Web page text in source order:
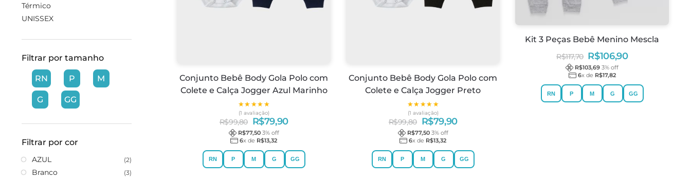
Conjunto Bebê Body Gola Polo com
Colete e Calça Jogger Azul Marinho
R$99,80 R$79,90
★★★★★
★★★★★
(1 avaliação)
R$77,50 3% off
6x de R$13,32
RN P M G GG
Conjunto Bebê Body Gola Polo com
Colete e Calça Jogger Preto
R$99,80 R$79,90
★★★★★
★★★★★
(1 avaliação)
R$77,50 3% off
6x de R$13,32
RN P M G GG
Kit 3 Peças Bebê Menino Mescla
R$117,70 R$106,90
R$103,69 3% off
6x de R$17,82
RN P M G GG
Térmico
UNISSEX
Filtrar por tamanho
RN P M
G GG
Filtrar por cor
AZUL (2)
Branco (3)